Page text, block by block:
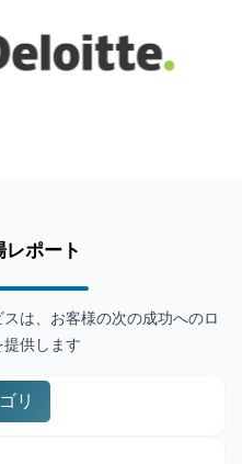
ポート
は、お客様の次の成功へのロ
供します
リ